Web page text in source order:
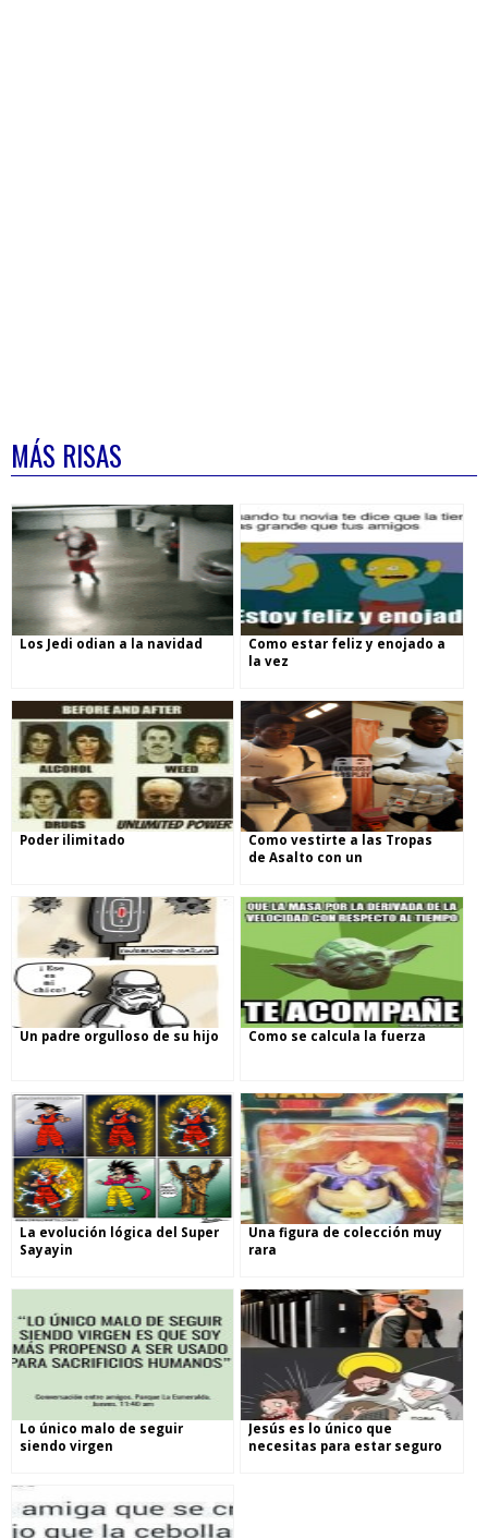
MÁS RISAS
Los Jedi odian a la navidad
Como estar feliz y enojado a
la vez
Poder ilimitado
Como vestirte a las Tropas
de Asalto con un
Un padre orgulloso de su hijo Como se calcula la fuerza
La evolución lógica del Super
Sayayin
Una figura de colección muy
rara
Lo único malo de seguir
siendo virgen
Jesús es lo único que
necesitas para estar seguro